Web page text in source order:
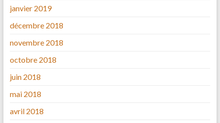
janvier 2019
décembre 2018
novembre 2018
octobre 2018
juin 2018
mai 2018
avril 2018